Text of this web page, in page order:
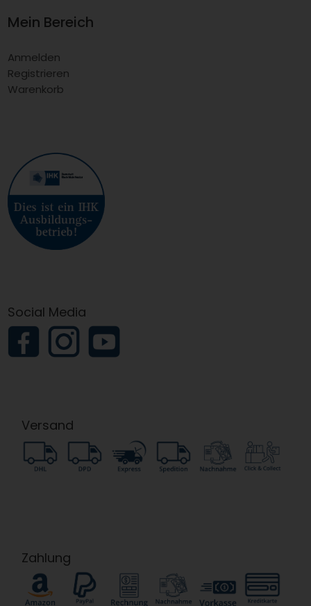
Mein Bereich
Anmelden
Registrieren
Warenkorb
Social Media
Versand
Zahlung